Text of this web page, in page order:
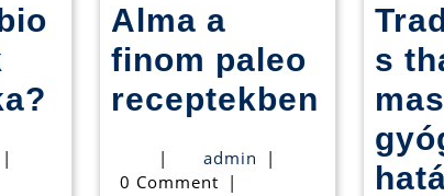
Milyen
admin
|
Alma a
finom paleo
receptekben Alma
finom
| admin admin
|
0 Comment |
s